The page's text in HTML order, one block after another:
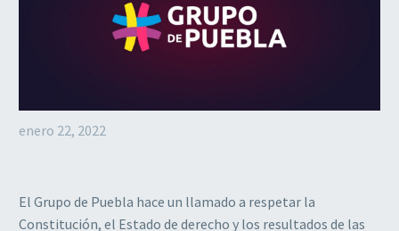
enero 22, 2022
El Grupo de Puebla hace un llamado a respetar la
Constitución, el Estado de derecho y los resultados de las